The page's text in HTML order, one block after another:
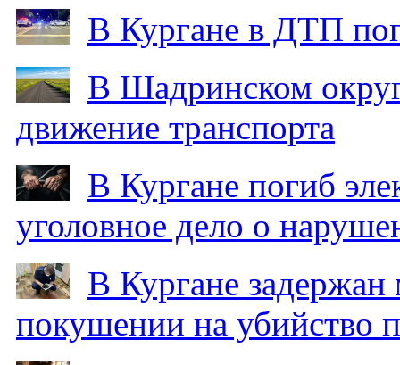
В Кургане в ДТП
В Шадринском
движение транспорта
В Кургане погиб
уголовное дело о
В Кургане
покушении на убийство